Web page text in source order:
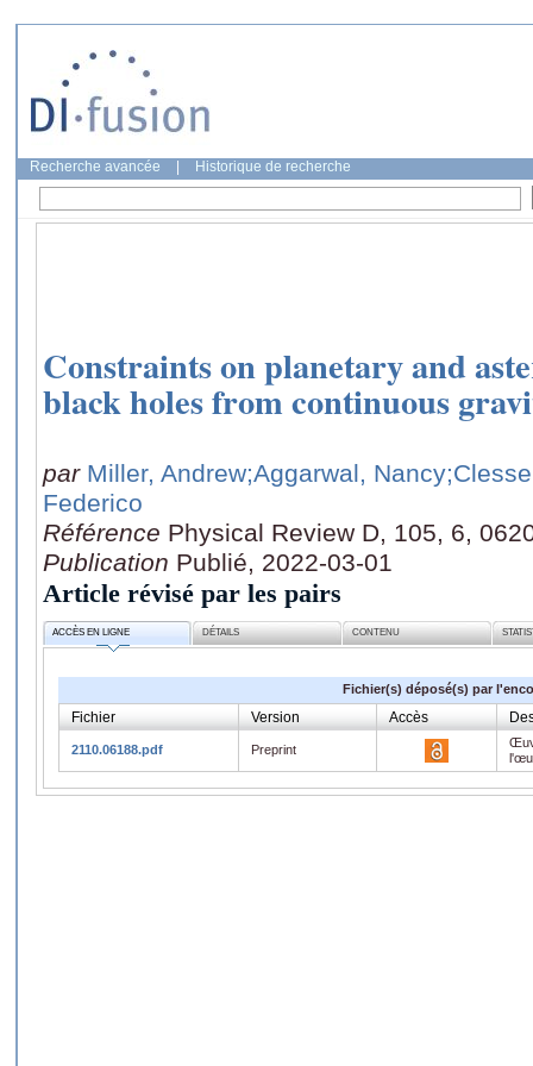
Recherche avancée Historique de recherche
Constraints on planetary and
black holes from continuous
par Miller, Andrew;Aggarwal, Nancy
Federico
Référence Physical Review D, 105, 6,
Publication Publié, 2022-03-01
Article révisé par les pairs
ACCÈS EN LIGNE DÉTAILS CONTENU
Fichier(s) déposé(s) par
Fichier Version Accès
2110.06188.pdf Preprint